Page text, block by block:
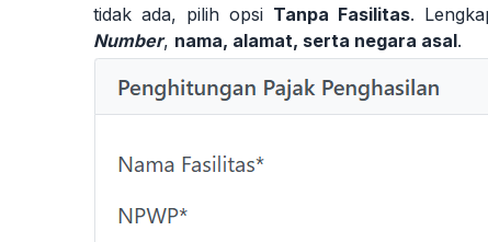
tidak ada, pilih opsi Tanpa Fasilitas.
Number, nama, alamat, serta negara asal.